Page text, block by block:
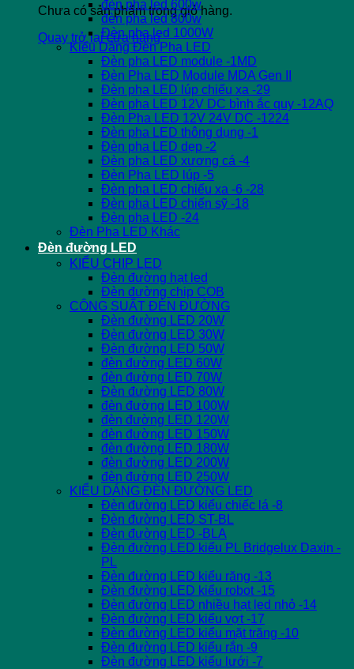
Chưa có sản phẩm trong giỏ hàng.
Quay trở lại cửa hàng
đèn pha led 600w
đèn pha led 800w
Đèn pha led 1000W
Kiểu Dáng Đèn Pha LED
Đèn pha LED module -1MD
Đèn Pha LED Module MDA Gen II
Đèn pha LED lúp chiếu xa -29
Đèn pha LED 12V DC bình ắc quy -12AQ
Đèn Pha LED 12V 24V DC -1224
Đèn pha LED thông dụng -1
Đèn pha LED dẹp -2
Đèn pha LED xương cá -4
Đèn Pha LED lúp -5
Đèn pha LED chiếu xa -6 -28
Đèn pha LED chiến sỹ -18
Đèn pha LED -24
Đèn Pha LED Khác
Đèn đường LED
KIỂU CHIP LED
Đèn đường hạt led
Đèn đường chip COB
CÔNG SUẤT ĐÈN ĐƯỜNG
Đèn đường LED 20W
Đèn đường LED 30W
Đèn đường LED 50W
đèn đường LED 60W
đèn đường LED 70W
Đèn đường LED 80W
đèn đường LED 100W
đèn đường LED 120W
đèn đường LED 150W
đèn đường LED 180W
đèn đường LED 200W
đèn đường LED 250W
KIỂU DÁNG ĐÈN ĐƯỜNG LED
Đèn đường LED kiểu chiếc lá -8
Đèn đường LED ST-BL
Đèn đường LED -BLA
Đèn đường LED kiểu PL Bridgelux Daxin -
PL
Đèn đường LED kiểu răng -13
Đèn đường LED kiểu robot -15
Đèn đường LED nhiều hạt led nhỏ -14
Đèn đường LED kiểu vợt -17
Đèn đường LED kiểu mặt trăng -10
Đèn đường LED kiểu rắn -9
Đèn đường LED kiểu lưới -7